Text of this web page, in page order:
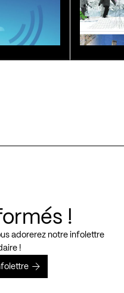
!
adorerez notre infolettre
!